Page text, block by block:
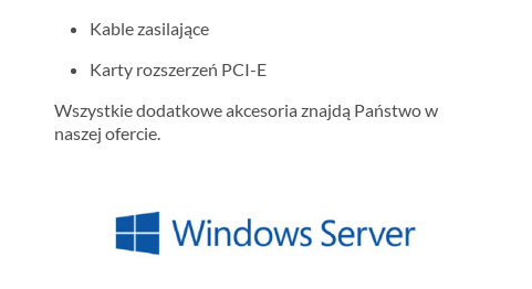
Kable zasilające
Karty rozszerzeń PCI-E
Wszystkie dodatkowe akcesoria znajdą Państwo w
naszej ofercie.